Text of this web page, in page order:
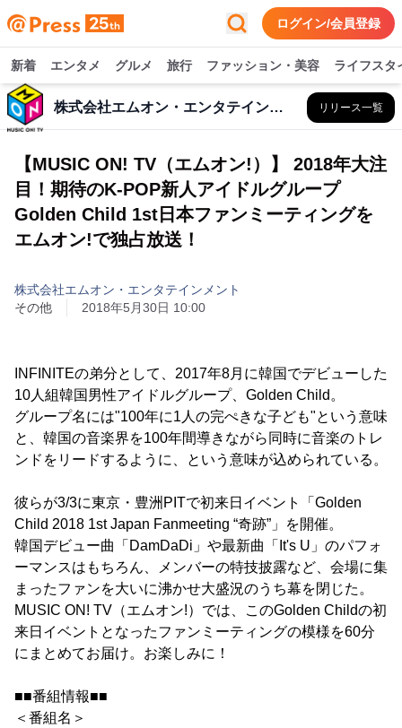
ログイン/会員登録
新着 エンタメ グルメ 旅行 ファッション・美容 ライフスタ
株式会社エムオン・エンタテインメント リリース一覧
【MUSIC ON! TV（エムオン!）】 2018年大注
目！期待のK-POP新人アイドルグループ
Golden Child 1st日本ファンミーティングを
エムオン!で独占放送！
株式会社エムオン・エンタテインメント
その他
2018年5月30日 10:00
INFINITEの弟分として、2017年8月に韓国でデビューした
10人組韓国男性アイドルグループ、Golden Child。
グループ名には"100年に1人の完ぺきな子ども"という意味
と、韓国の音楽界を100年間導きながら同時に音楽のトレ
ンドをリードするように、という意味が込められている。
彼らが3/3に東京・豊洲PITで初来日イベント「Golden
Child 2018 1st Japan Fanmeeting “奇跡”」を開催。
韓国デビュー曲「DamDaDi」や最新曲「It's U」のパフォ
ーマンスはもちろん、メンバーの特技披露など、会場に集
まったファンを大いに沸かせ大盛況のうち幕を閉じた。
MUSIC ON! TV（エムオン!）では、このGolden Childの初
来日イベントとなったファンミーティングの模様を60分
にまとめてお届け。お楽しみに！
■■番組情報■■
＜番組名＞